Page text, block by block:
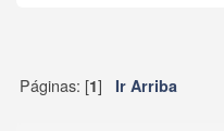
Páginas: [1] Ir Arriba